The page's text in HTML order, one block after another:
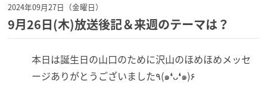
2024年09月27日（金曜日）
9月26日(木)放送後記＆来週のテーマは？
本日は誕生日の山口のために沢山のほめほめメッセ
ージありがとうございました٩(๑❛ᴗ❛๑)۶